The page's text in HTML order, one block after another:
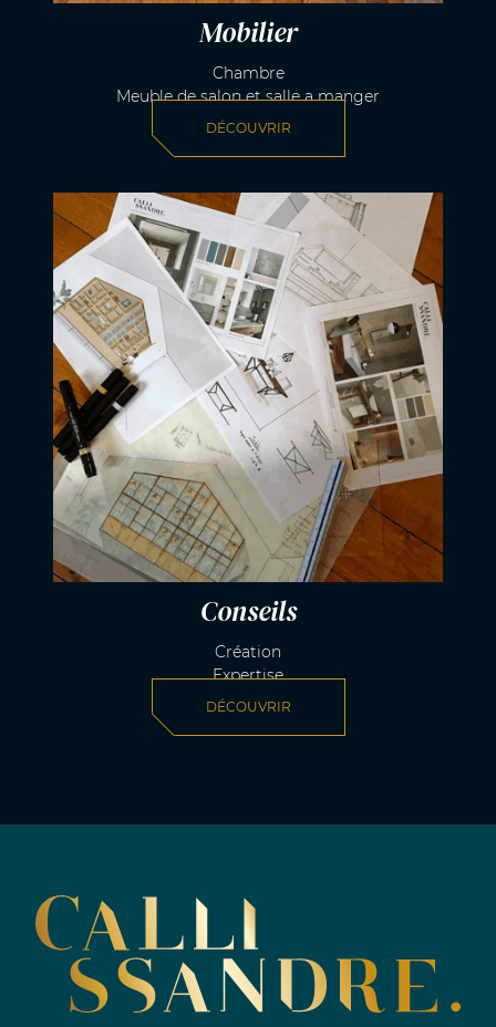
Mobilier
Chambre
Meuble de salon et salle a manger
DÉCOUVRIR
Conseils
Création
Expertise
DÉCOUVRIR